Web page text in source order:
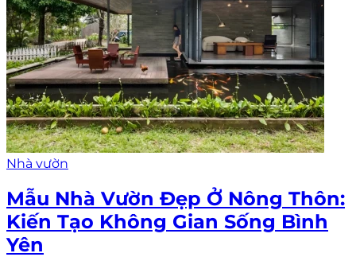
Nhà vườn
Mẫu Nhà Vườn Đẹp Ở Nông Thôn:
Kiến Tạo Không Gian Sống Bình
Yên